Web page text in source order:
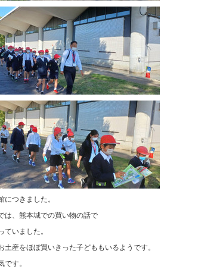
につきました。
は、熊本城での買い物の話で
ていました。
土産をほぼ買いきった子どももいるようです。
です。